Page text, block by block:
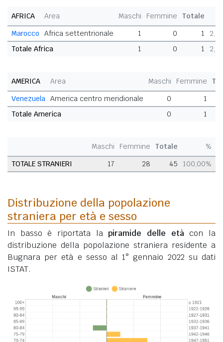
AFRICA Area Maschi Femmine
Totale
Marocco
Africa settentrionale 1 0 1
Totale Africa
1 0 1
AMERICA Area Maschi Femmine
Venezuela America centro meridionale 0
1
Totale America
0 1
Maschi Femmine Totale
%
TOTALE STRANIERI
17 28 45 100,00%
Distribuzione della popolazione
straniera per età e sesso
In basso è riportata lapiramide delle etàcon la
distribuzione della popolazione straniera residente a
Bugnara per età e sesso al 1° gennaio 2022 su dati
ISTAT.